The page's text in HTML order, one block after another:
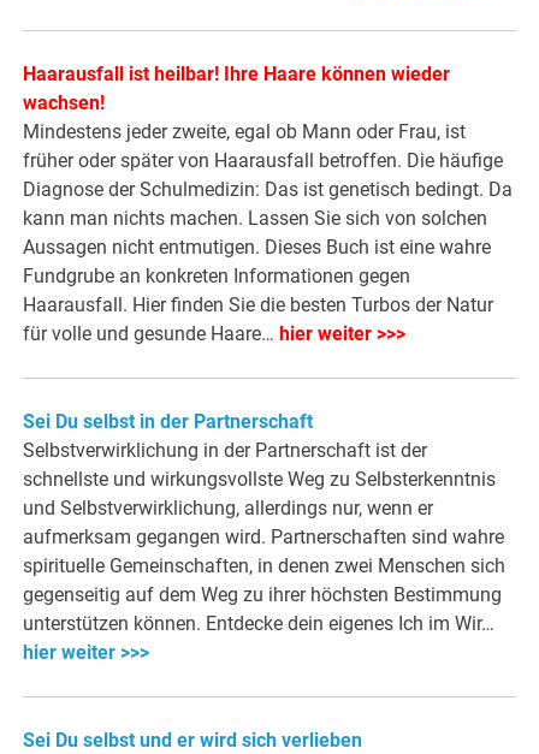
Haarausfall ist heilbar! Ihre Haare können wieder
wachsen!
Mindestens jeder zweite, egal ob Mann oder Frau, ist
früher oder später von Haarausfall betroffen. Die häufige
Diagnose der Schulmedizin: Das ist genetisch bedingt. Da
kann man nichts machen. Lassen Sie sich von solchen
Aussagen nicht entmutigen. Dieses Buch ist eine wahre
Fundgrube an konkreten Informationen gegen
Haarausfall. Hier finden Sie die besten Turbos der Natur
für volle und gesunde Haare… hier weiter >>>
Sei Du selbst in der Partnerschaft
Selbstverwirklichung in der Partnerschaft ist der
schnellste und wirkungsvollste Weg zu Selbsterkenntnis
und Selbstverwirklichung, allerdings nur, wenn er
aufmerksam gegangen wird. Partnerschaften sind wahre
spirituelle Gemeinschaften, in denen zwei Menschen sich
gegenseitig auf dem Weg zu ihrer höchsten Bestimmung
unterstützen können. Entdecke dein eigenes Ich im Wir…
hier weiter >>>
Sei Du selbst und er wird sich verlieben